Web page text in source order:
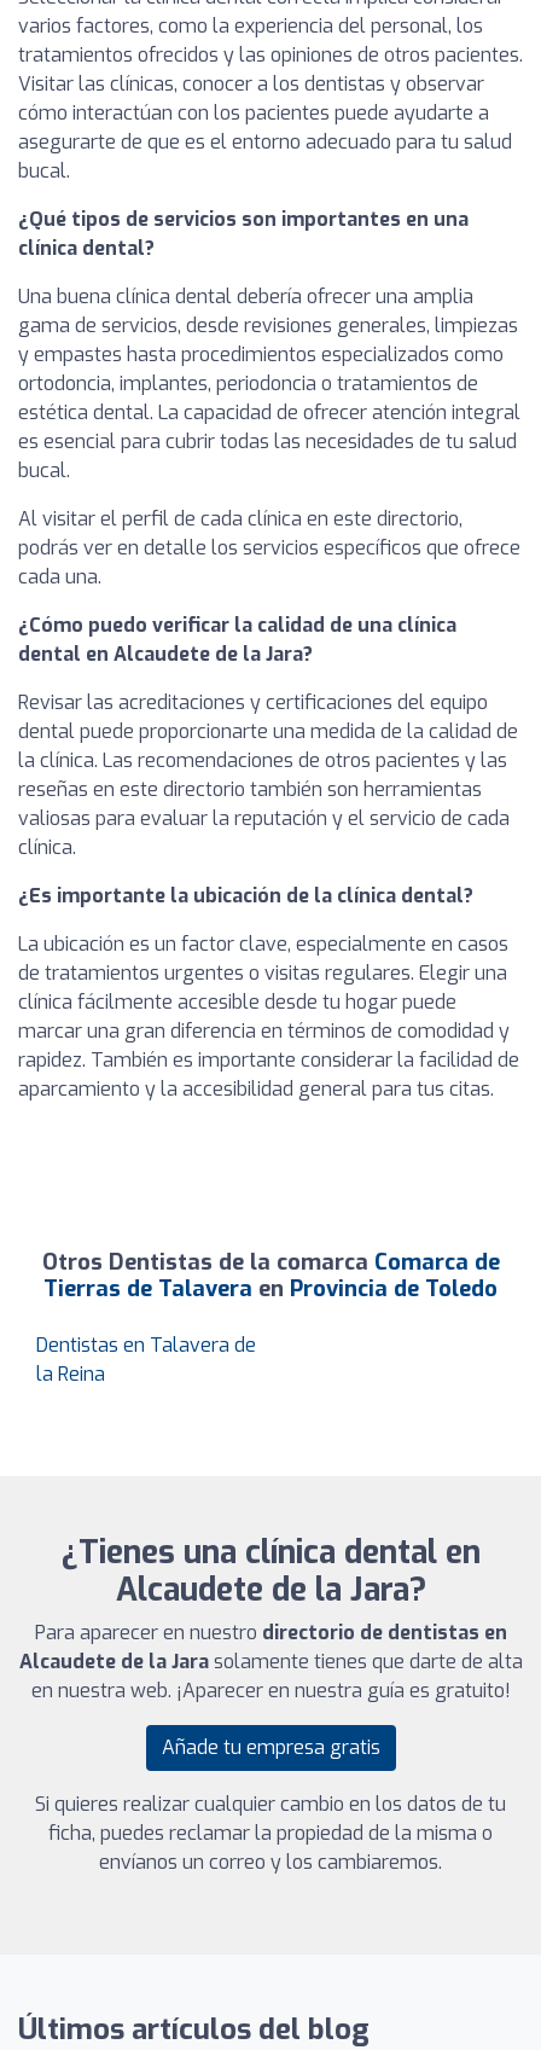
varios factores, como la experiencia del personal, los
tratamientos ofrecidos y las opiniones de otros pacientes.
Visitar las clínicas, conocer a los dentistas y observar
cómo interactúan con los pacientes puede ayudarte a
asegurarte de que es el entorno adecuado para tu salud
bucal.
¿Qué tipos de servicios son importantes en una
clínica dental?
Una buena clínica dental debería ofrecer una amplia
gama de servicios, desde revisiones generales, limpiezas
y empastes hasta procedimientos especializados como
ortodoncia, implantes, periodoncia o tratamientos de
estética dental. La capacidad de ofrecer atención integral
es esencial para cubrir todas las necesidades de tu salud
bucal.
Al visitar el perfil de cada clínica en este directorio,
podrás ver en detalle los servicios específicos que ofrece
cada una.
¿Cómo puedo verificar la calidad de una clínica
dental en Alcaudete de la Jara?
Revisar las acreditaciones y certificaciones del equipo
dental puede proporcionarte una medida de la calidad de
la clínica. Las recomendaciones de otros pacientes y las
reseñas en este directorio también son herramientas
valiosas para evaluar la reputación y el servicio de cada
clínica.
¿Es importante la ubicación de la clínica dental?
La ubicación es un factor clave, especialmente en casos
de tratamientos urgentes o visitas regulares. Elegir una
clínica fácilmente accesible desde tu hogar puede
marcar una gran diferencia en términos de comodidad y
rapidez. También es importante considerar la facilidad de
aparcamiento y la accesibilidad general para tus citas.
Otros Dentistas de la comarca Comarca de
Tierras de Talavera en Provincia de Toledo
Dentistas en Talavera de
la Reina
¿Tienes una clínica dental en
Alcaudete de la Jara?
Para aparecer en nuestro directorio de dentistas en
Alcaudete de la Jarasolamente tienes que darte de alta
en nuestra web. ¡Aparecer en nuestra guía es gratuito!
Añade tu empresa gratis
Si quieres realizar cualquier cambio en los datos de tu
ficha, puedes reclamar la propiedad de la misma o
envíanos un correo y los cambiaremos.
Últimos artículos del blog